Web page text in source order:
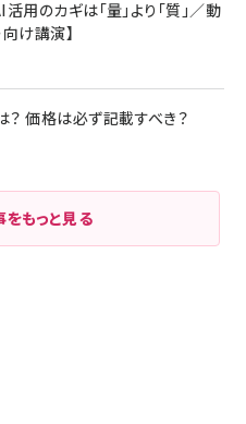
のカギは「量」より「質」／動
け講演】
価格は必ず記載すべき？
もっと見る